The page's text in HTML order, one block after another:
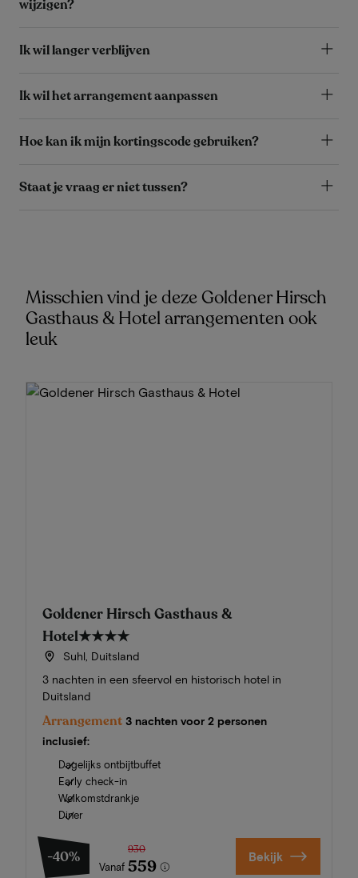
wijzigen?
Ik wil langer verblijven
Ik wil het arrangement aanpassen
Hoe kan ik mijn kortingscode gebruiken?
Staat je vraag er niet tussen?
Misschien vind je deze Goldener Hirsch
Gasthaus & Hotel arrangementen ook
leuk
Goldener Hirsch Gasthaus &
Hotel★★★★
Suhl, Duitsland
3 nachten in een sfeervol en historisch hotel in
Duitsland
Arrangement 3 nachten voor 2 personen
inclusief:
Dagelijks ontbijtbuffet
Early check-in
Welkomstdrankje
Diner
-40%
Vanaf
930
559 Bekijk